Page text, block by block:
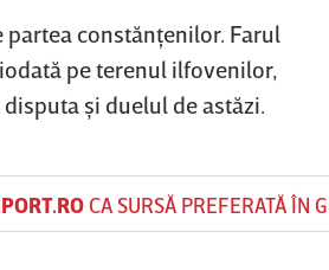
partea constănţenilor. Farul
pe terenul ilfovenilor,
şi duelul de astăzi.
CA SURSĂ PREFERATĂ ÎN